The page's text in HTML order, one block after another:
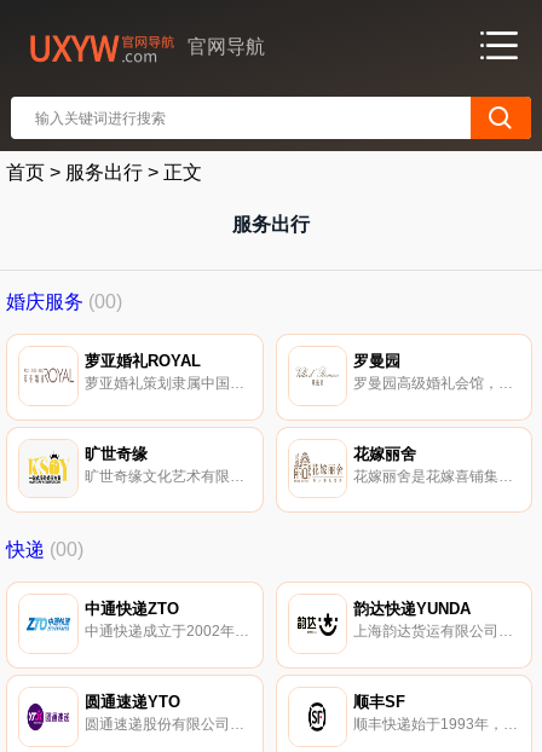
官网导航
首页 > 服务出行 > 正文
服务出行
婚庆服务 (00)
萝亚婚礼ROYAL
萝亚婚礼策划隶属中国金夫人集团旗下。萝亚Royal婚礼是一家集婚庆策划、婚纱、礼服租售、婚庆现场布置、婚庆文化传媒以及多种婚庆相关服务于一体的婚庆公司。
罗曼园
罗曼园高级婚礼会馆，创立于2002年，是国内一站式婚礼服务概念。罗曼园集婚礼、婚宴、布置、摄影为一体，力求为新人解决婚礼中面对的所有问题。
旷世奇缘 花嫁丽舍
快递 (00)
中通快递ZTO
中通快递成立于2002年，以快递为核心业务，集跨境、快运、商业、云仓、航空、金融、智能、传媒等生态版块于一体的综合物流服务企业。
韵达快递YUNDA
上海韵达货运有限公司，快递十大品牌，创立于1999年，快递及物流全程解决方案供应商。韵达快递集物流、快递、电子商务配送和仓储服务为一体的全国网络型品牌快递企业。
圆通速递YTO 顺丰SF